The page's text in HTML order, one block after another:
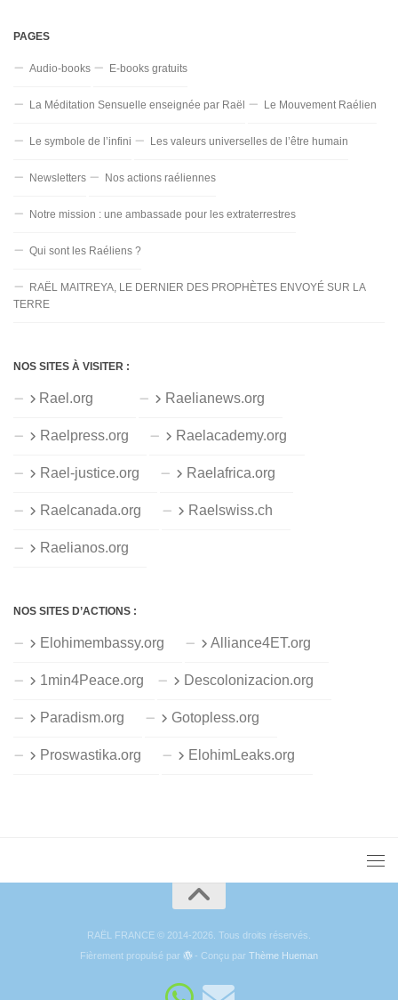
PAGES
Audio-books E-books gratuits
La Méditation Sensuelle enseignée par Raël Le Mouvement Raélien
Le symbole de l’infini Les valeurs universelles de l’être humain
Newsletters Nos actions raéliennes
Notre mission : une ambassade pour les extraterrestres
Qui sont les Raéliens ?
RAËL MAITREYA, LE DERNIER DES PROPHÈTES ENVOYÉ SUR LA
TERRE
NOS SITES À VISITER :
Rael.org Raelianews.org
Raelpress.org Raelacademy.org
Rael-justice.org Raelafrica.org
Raelcanada.org Raelswiss.ch
Raelianos.org
NOS SITES D’ACTIONS :
Elohimembassy.org Alliance4ET.org
1min4Peace.org Descolonizacion.org
Paradism.org Gotopless.org
Proswastika.org ElohimLeaks.org
RAËL FRANCE © 2014-2026. Tous droits réservés.
Fièrement propulsé par
- Conçu parThème Hueman